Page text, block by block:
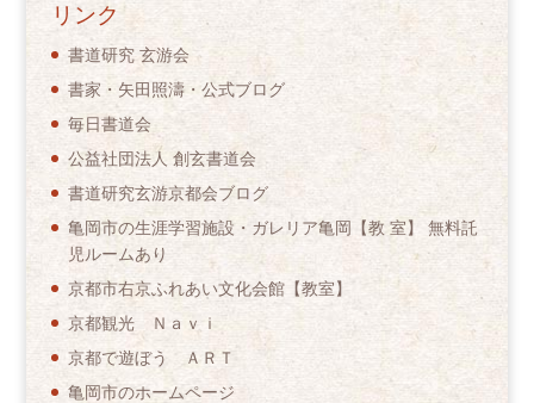
リンク
書道研究 玄游会
書家・矢田照濤・公式ブログ
毎日書道会
公益社団法人 創玄書道会
書道研究玄游京都会ブログ
亀岡市の生涯学習施設・ガレリア亀岡【教 室】 無料託
児ルームあり
京都市右京ふれあい文化会館【教室】
京都観光 Ｎａｖｉ
京都で遊ぼう ＡＲＴ
亀岡市のホームページ